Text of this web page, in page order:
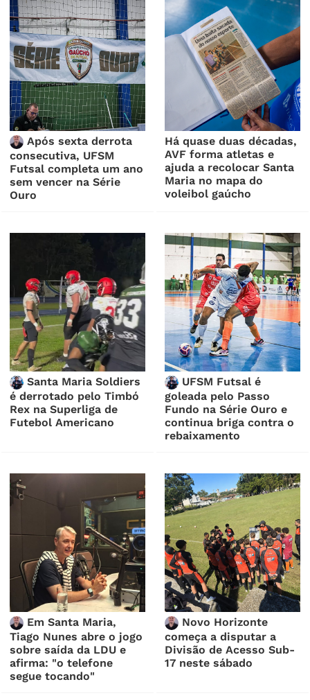
Após sexta derrota
consecutiva, UFSM
Futsal completa um ano
sem vencer na Série
Ouro
Há quase duas décadas,
AVF forma atletas e
ajuda a recolocar Santa
Maria no mapa do
voleibol gaúcho
Santa Maria Soldiers
é derrotado pelo Timbó
Rex na Superliga de
Futebol Americano
UFSM Futsal é
goleada pelo Passo
Fundo na Série Ouro e
continua briga contra o
rebaixamento
Em Santa Maria,
Tiago Nunes abre o jogo
sobre saída da LDU e
afirma: "o telefone
segue tocando"
Novo Horizonte
começa a disputar a
Divisão de Acesso Sub-
17 neste sábado